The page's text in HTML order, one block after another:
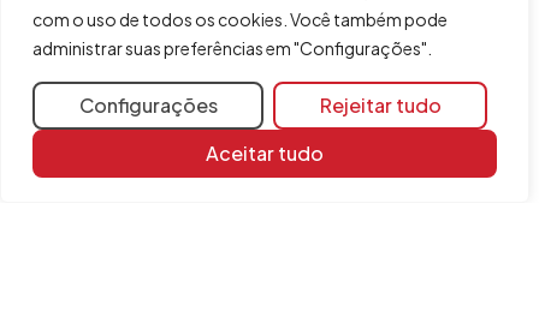
com o uso de todos os cookies. Você também pode
administrar suas preferências em "Configurações".
Configurações
Rejeitar tudo
Aceitar tudo
Posso editar uma obra com uma
versão dos programas CYPE que
seja inferior à que foi utilizada para
a criar ou editar?
Introdução de dados